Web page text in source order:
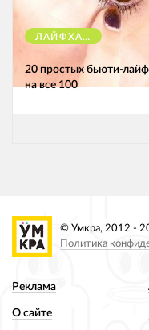
ЛАЙФХАКИ
20 простых бьюти-
на все 100
Реклама
О сайте
© Умкра, 2012 -
Политика